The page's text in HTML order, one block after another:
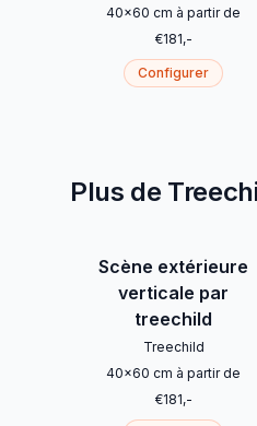
40x60 cm à partir de
€181,-
Configurer
Plus de
Scène extérieure
verticale par
treechild
Treechild
40x60 cm à partir de
€181,-